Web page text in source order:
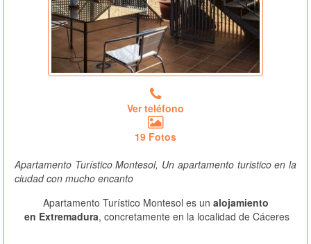
Ver teléfono
19 Fotos
Apartamento Turístico Montesol, Un apartamento turistico en la
ciudad con mucho encanto
Apartamento Turístico Montesol es un alojamiento
en Extremadura, concretamente en la localidad de Cáceres